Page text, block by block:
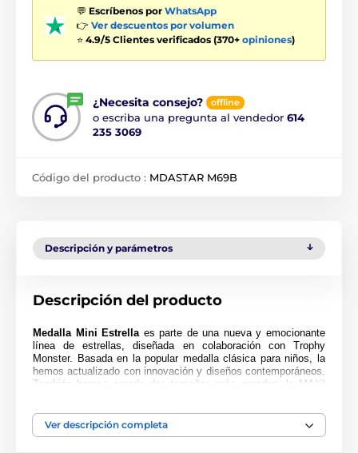
💬 Escríbenos por WhatsApp
👉 Ver descuentos por volumen
⭐ 4.9/5 Clientes verificados (370+ opiniones)
¿Necesita consejo? offline
o escriba una pregunta al vendedor 614
235 3069
Código del producto : MDASTAR M69B
Descripción y parámetros
Descripción del producto
Medalla Mini Estrellaes parte de una nueva y emocionante
línea de estrellas, diseñada en colaboración con Trophy
Monster. Basada en la popular medalla clásica para niños, la
hemos actualizado con innovación y diseños contemporáneos.
También hemos creado dos tamaños más grandes, la MAXI
Cortada en una forma especial, esta medalla presenta una
impresión en color de alta calidad en el reverso del acrílico de
Ver descripción completa